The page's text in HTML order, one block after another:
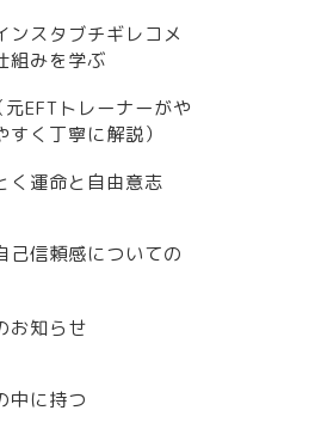
ンスタブチギレコメ
組みを学ぶ
EFTトレーナーがや
すく丁寧に解説）
く運命と自由意志
己信頼感についての
お知らせ
中に持つ